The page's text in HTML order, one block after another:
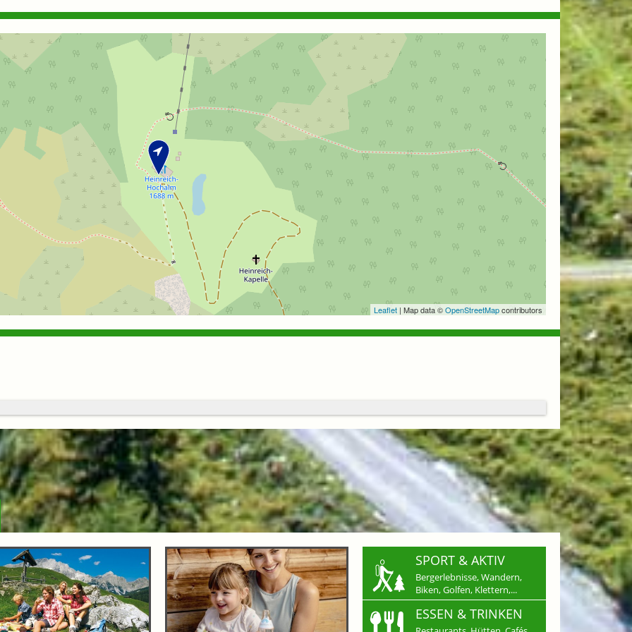
Leaflet | Map data ©OpenStreetMapcontributors
SPORT & AKTIV
Bergerlebnisse, Wandern,
Biken, Golfen, Klettern,...
ESSEN & TRINKEN